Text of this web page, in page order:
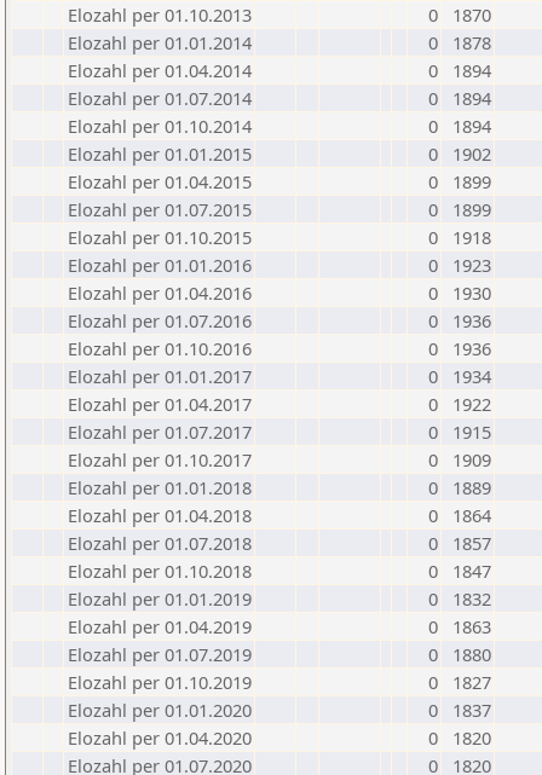
Elozahl per 01.10.2013
0
1870
Elozahl per 01.01.2014
0
1878
Elozahl per 01.04.2014
0
1894
Elozahl per 01.07.2014
0
1894
Elozahl per 01.10.2014
0
1894
Elozahl per 01.01.2015
0
1902
Elozahl per 01.04.2015
0
1899
Elozahl per 01.07.2015
0
1899
Elozahl per 01.10.2015
0
1918
Elozahl per 01.01.2016
0
1923
Elozahl per 01.04.2016
0
1930
Elozahl per 01.07.2016
0
1936
Elozahl per 01.10.2016
0
1936
Elozahl per 01.01.2017
0
1934
Elozahl per 01.04.2017
0
1922
Elozahl per 01.07.2017
0
1915
Elozahl per 01.10.2017
0
1909
Elozahl per 01.01.2018
0
1889
Elozahl per 01.04.2018
0
1864
Elozahl per 01.07.2018
0
1857
Elozahl per 01.10.2018
0
1847
Elozahl per 01.01.2019
0
1832
Elozahl per 01.04.2019
0
1863
Elozahl per 01.07.2019
0
1880
Elozahl per 01.10.2019
0
1827
Elozahl per 01.01.2020
0
1837
Elozahl per 01.04.2020
0
1820
Elozahl per 01.07.2020
0
1820